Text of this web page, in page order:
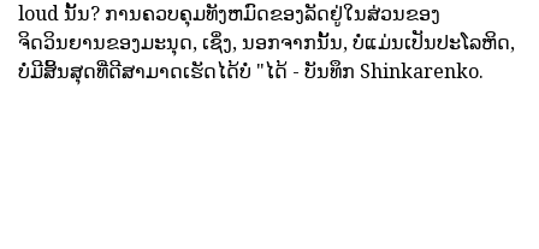
loud ນັ້ນ? ການຄວບຄຸມທັງຫມົດຂອງລັດຢູ່ໃນສ່ວນຂອງ
ຈິດວິນຍານຂອງມະນຸດ, ເຊິ່ງ, ນອກຈາກນັ້ນ, ບໍ່ແມ່ນເປັນປະໂລຫິດ,
ບໍ່ມີສິ້ນສຸດທີ່ດີສາມາດເຮັດໄດ້ບໍ່ "ໄດ້ - ບັນທຶກ Shinkarenko.